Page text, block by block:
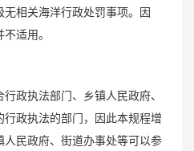
相关海洋行政处罚事项。因
适用。
政执法部门、乡镇人民政府、
政执法的部门，因此本规程增
民政府、街道办事处等可以参